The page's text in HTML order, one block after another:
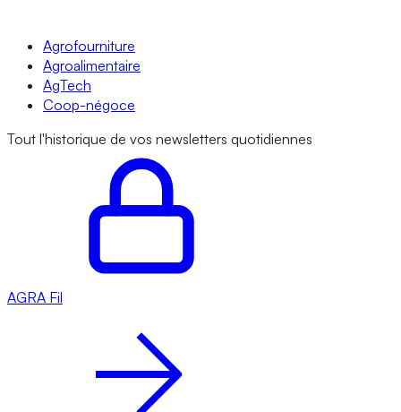
Agrofourniture
Agroalimentaire
AgTech
Coop-négoce
Tout l'historique de vos newsletters quotidiennes
AGRA Fil